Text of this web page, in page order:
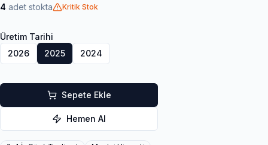
4 adet stokta Kritik Stok
Üretim Tarihi
2026
2025 2024
Sepete Ekle
Hemen Al